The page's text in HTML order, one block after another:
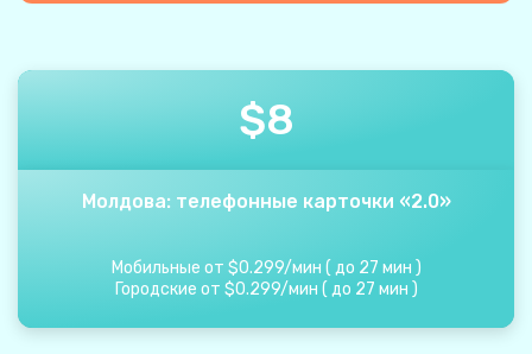
$8
Молдова: телефонные карточки «2.0»
Мобильные от $0.299/мин ( до 27 мин )
Городские от $0.299/мин ( до 27 мин )